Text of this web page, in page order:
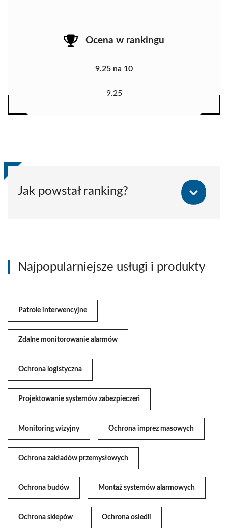
Ocena w rankingu
9.25 na 10
9.25
Jak powstał ranking?
Najpopularniejsze usługi i produkty
Patrole interwencyjne
Zdalne monitorowanie alarmów
Ochrona logistyczna
Projektowanie systemów zabezpieczeń
Monitoring wizyjny Ochrona imprez masowych
Ochrona zakładów przemysłowych
Ochrona budów Montaż systemów alarmowych
Ochrona sklepów Ochrona osiedli